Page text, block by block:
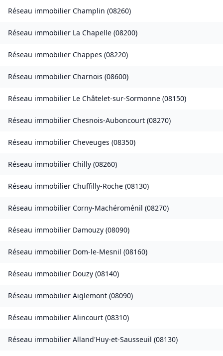
Réseau immobilier Champlin (08260)
Réseau immobilier La Chapelle (08200)
Réseau immobilier Chappes (08220)
Réseau immobilier Charnois (08600)
Réseau immobilier Le Châtelet-sur-Sormonne (08150)
Réseau immobilier Chesnois-Auboncourt (08270)
Réseau immobilier Cheveuges (08350)
Réseau immobilier Chilly (08260)
Réseau immobilier Chuffilly-Roche (08130)
Réseau immobilier Corny-Machéroménil (08270)
Réseau immobilier Damouzy (08090)
Réseau immobilier Dom-le-Mesnil (08160)
Réseau immobilier Douzy (08140)
Réseau immobilier Aiglemont (08090)
Réseau immobilier Alincourt (08310)
Réseau immobilier Alland'Huy-et-Sausseuil (08130)